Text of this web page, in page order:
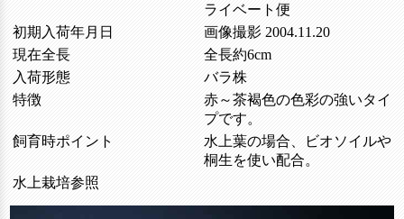
ライベート便
初期入荷年月日
画像撮影 2004.11.20
現在全長
全長約6cm
入荷形態
バラ株
特徴
赤～茶褐色の色彩の強いタイ
プです。
飼育時ポイント
水上葉の場合、ビオソイルや
桐生を使い配合。
水上栽培参照